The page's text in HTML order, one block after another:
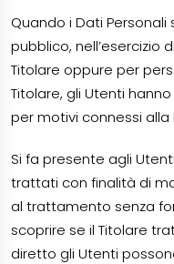
Quando i Dati
pubblico, nell’esercizio
Titolare oppure per
Titolare, gli Utenti
per motivi connessi
Si fa presente agli
trattati con finalità di
al trattamento senza
scoprire se il Titolare
diretto gli Utenti